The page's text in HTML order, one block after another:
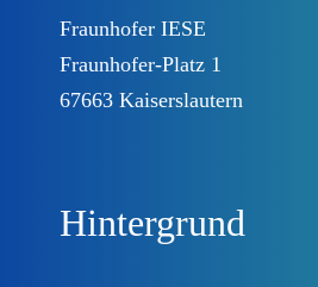
DEUTSCHLAND.DIGITAL
Datenschutzinformationen
Fraunhofer IESE
Fraunhofer-Platz 1
67663 Kaiserslautern
Hintergrund